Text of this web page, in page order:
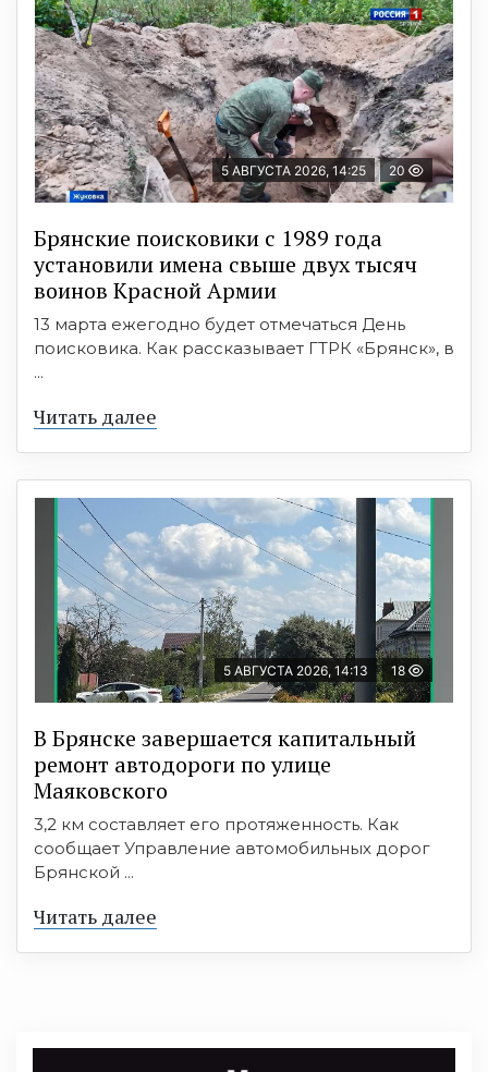
5 АВГУСТА 2026, 14:25 20
Брянские поисковики с 1989 года
установили имена свыше двух тысяч
воинов Красной Армии
13 марта ежегодно будет отмечаться День
поисковика. Как рассказывает ГТРК «Брянск», в
...
Читать далее
5 АВГУСТА 2026, 14:13 18
В Брянске завершается капитальный
ремонт автодороги по улице
Маяковского
3,2 км составляет его протяженность. Как
сообщает Управление автомобильных дорог
Брянской ...
Читать далее